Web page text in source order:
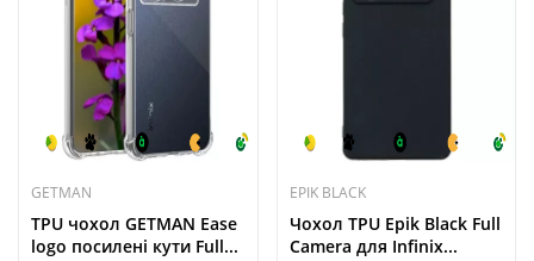
GETMAN
TPU чохол GETMAN Ease
logo посилені кути Full...
EPIK BLACK
Чохол TPU Epik Black Full
Camera для Infinix...